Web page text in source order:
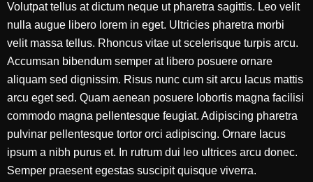
Volutpat tellus at dictum neque ut pharetra sagittis. Leo velit
nulla augue libero lorem in eget. Ultricies pharetra morbi
velit massa tellus. Rhoncus vitae ut scelerisque turpis arcu.
Accumsan bibendum semper at libero posuere ornare
aliquam sed dignissim. Risus nunc cum sit arcu lacus mattis
arcu eget sed. Quam aenean posuere lobortis magna facilisi
commodo magna pellentesque feugiat. Adipiscing pharetra
pulvinar pellentesque tortor orci adipiscing. Ornare lacus
ipsum a nibh purus et. In rutrum dui leo ultrices arcu donec.
Semper praesent egestas suscipit quisque viverra.